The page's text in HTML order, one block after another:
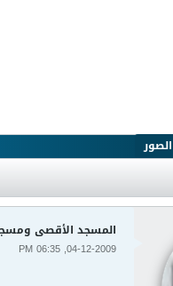
الصور
المسجد الأقصى
04-12-2009, 06:35 PM